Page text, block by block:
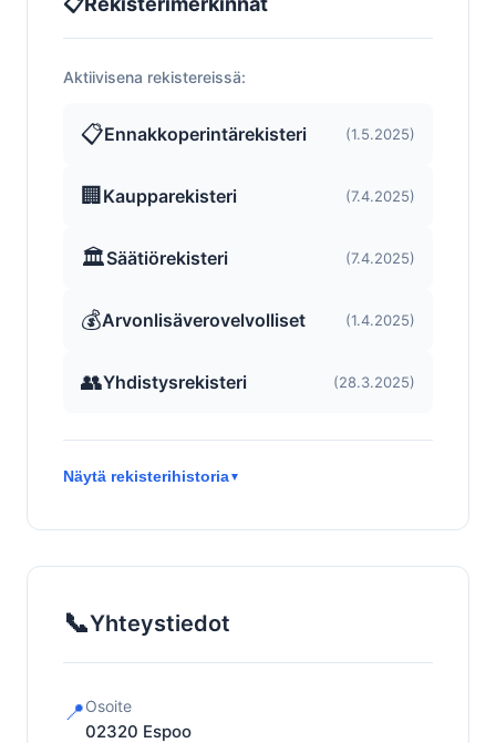
Aktiivisena rekistereissä:
📋Ennakkoperintärekisteri (1.5.2025)
🏢 Kaupparekisteri (7.4.2025)
🏛️Säätiörekisteri (7.4.2025)
💰Arvonlisäverovelvolliset (1.4.2025)
👥Yhdistysrekisteri (28.3.2025)
Näytä rekisterihistoria▼
📞Yhteystiedot
📍Osoite
02320 Espoo